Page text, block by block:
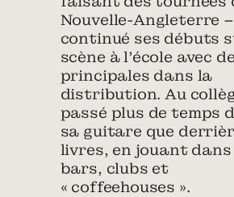
Nouvelle-Angleterre
continué ses débuts
scène à l’école avec
principales dans la
distribution. Au
passé plus de temps
sa guitare que
livres, en jouant dans
bars, clubs et
« coffeehouses ».